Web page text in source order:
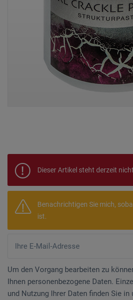
Dieser Artikel steht derzeit
Benachrichtigen Sie mich,
ist.
Um den Vorgang bearbeiten zu
Ihnen personenbezogene Daten.
und Nutzung Ihrer Daten finden Sie in